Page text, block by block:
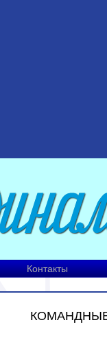
Контакты